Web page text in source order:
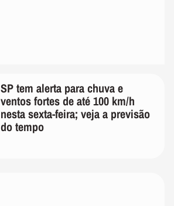
SP tem alerta para chuva e
ventos fortes de até 100 km/h
nesta sexta-feira; veja a previsão
do tempo